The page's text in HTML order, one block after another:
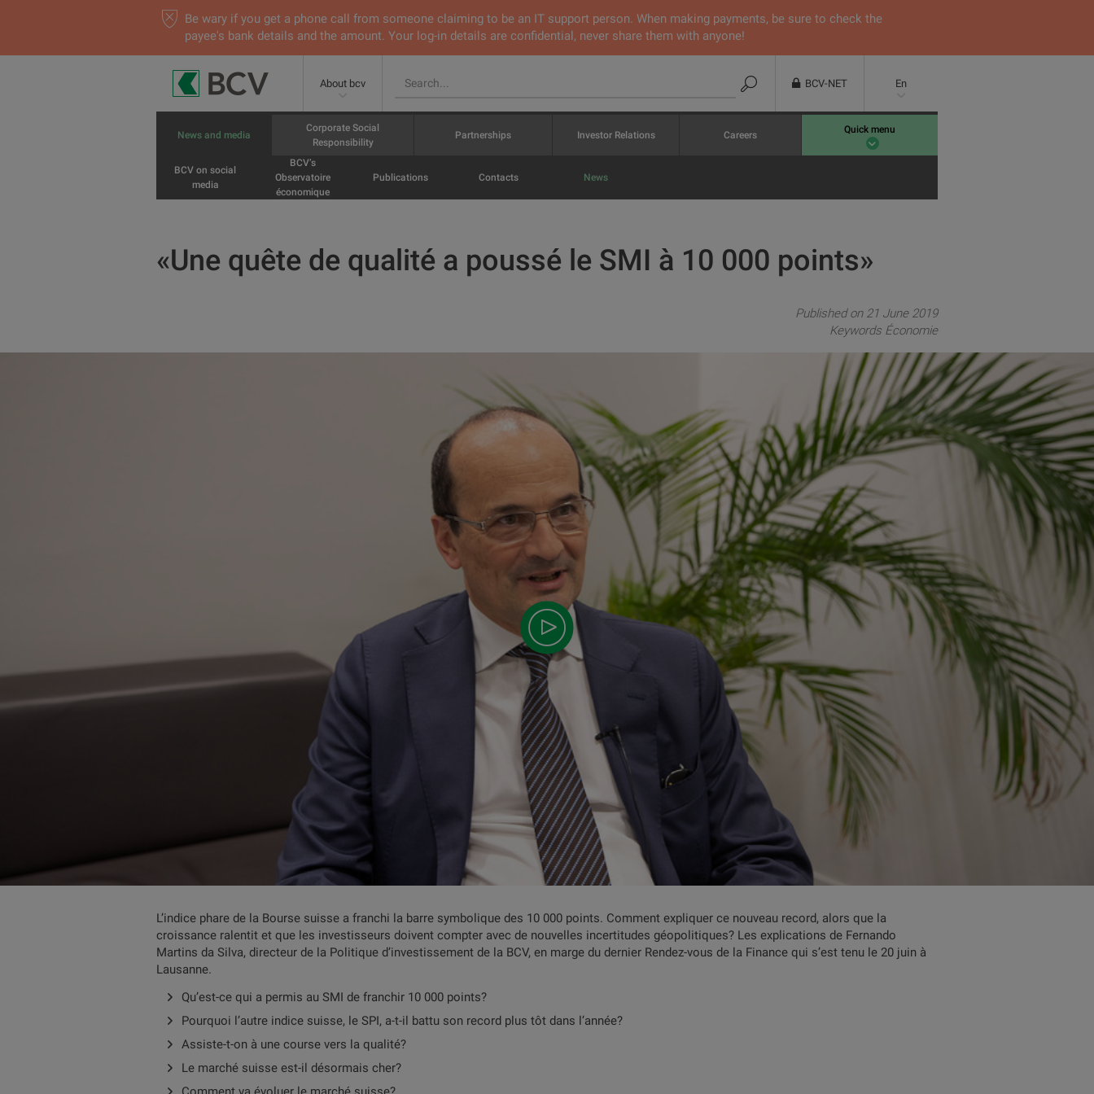
Be wary if you get a phone call from someone claiming to be an IT support person. When making payments, be sure to check the
payee's bank details and the amount. Your log-in details are confidential, never share them with anyone!
About bcv BCV-NET En
News and media
BCV on social
media
BCV’s
Observatoire
économique
Publications Contacts News
Corporate Social
Responsibility
Partnerships Investor Relations Careers Quick menu
«Une quête de qualité a poussé le SMI à 10 000 points»
Published on 21 June 2019
Keywords Économie
L’indice phare de la Bourse suisse a franchi la barre symbolique des 10 000 points. Comment expliquer ce nouveau record, alors que la
croissance ralentit et que les investisseurs doivent compter avec de nouvelles incertitudes géopolitiques? Les explications de Fernando
Martins da Silva, directeur de la Politique d’investissement de la BCV, en marge du dernier Rendez-vous de la Finance qui s’est tenu le 20 juin à
Lausanne.
Qu’est-ce qui a permis au SMI de franchir 10 000 points?
Pourquoi l’autre indice suisse, le SPI, a-t-il battu son record plus tôt dans l’année?
Assiste-t-on à une course vers la qualité?
Le marché suisse est-il désormais cher?